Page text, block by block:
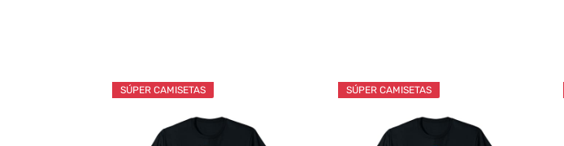
SÚPER CAMISETAS SÚPER CAMISETAS